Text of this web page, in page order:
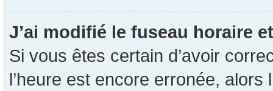
J’ai modifié le fuseau horaire
Si vous êtes certain d’avoir
l’heure est encore erronée, alors